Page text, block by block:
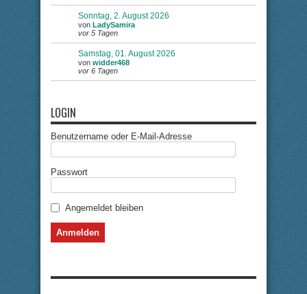
Sonntag, 2. August 2026
von LadySamira
vor 5 Tagen
Samstag, 01. August 2026
von widder468
vor 6 Tagen
LOGIN
Benutzername oder E-Mail-Adresse
Passwort
Angemeldet bleiben